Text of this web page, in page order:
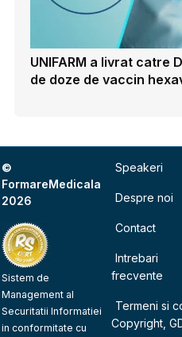
UNIFARM a livrat catre
de doze de vaccin
©
FormareMedicala
2026
Sistem de
Management al
Securitatii Informatiei
in conformitate cu
Speakeri
Despre noi
Contact
Intrebari
frecvente
Termeni si
Copyright,